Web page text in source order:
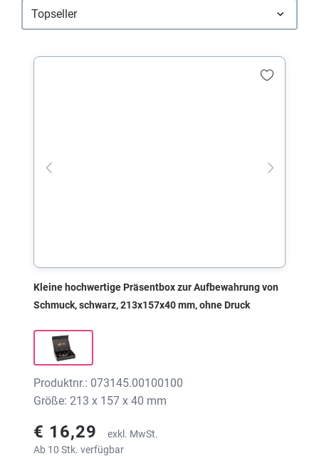
Kleine hochwertige Präsentbox zur Aufbewahrung von
Schmuck, schwarz, 213x157x40 mm, ohne Druck
Produktnr.: 073145.00100100
Größe: 213 x 157 x 40 mm
€ 16,29
exkl. MwSt.
Ab 10 Stk. verfügbar